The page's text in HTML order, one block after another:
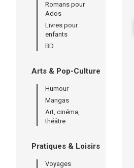
Romans pour
Ados
Livres pour
enfants
BD
Arts & Pop-Culture
Humour
Mangas
Art, cinéma,
théâtre
Pratiques & Loisirs
Voyages